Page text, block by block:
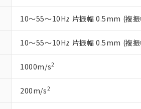
10～55～10Hz 片振幅 0.5mm (複
10～55～10Hz 片振幅 0.5mm (複
1000m/s2
200m/s2